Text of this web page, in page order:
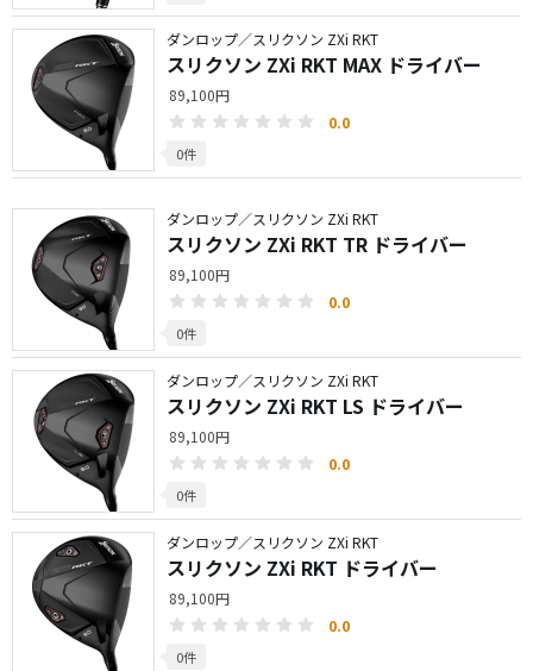
ダンロップ／スリクソン ZXi RKT
スリクソン ZXi RKT MAX ドライバー
89,100円
0.0
0件
ダンロップ／スリクソン ZXi RKT
スリクソン ZXi RKT TR ドライバー
89,100円
0.0
0件
ダンロップ／スリクソン ZXi RKT
スリクソン ZXi RKT LS ドライバー
89,100円
0.0
0件
ダンロップ／スリクソン ZXi RKT
スリクソン ZXi RKT ドライバー
89,100円
0.0
0件